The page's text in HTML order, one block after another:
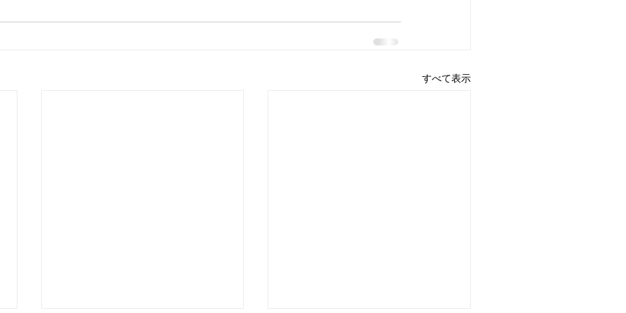
すべて表示